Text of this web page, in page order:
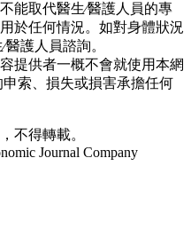
能取代醫生∕醫護人員的專
於任何情況。如對身體狀況
護人員諮詢。
提供者一概不會就使用本網
索、損失或損害承擔任何
不得轉載。
Journal Company